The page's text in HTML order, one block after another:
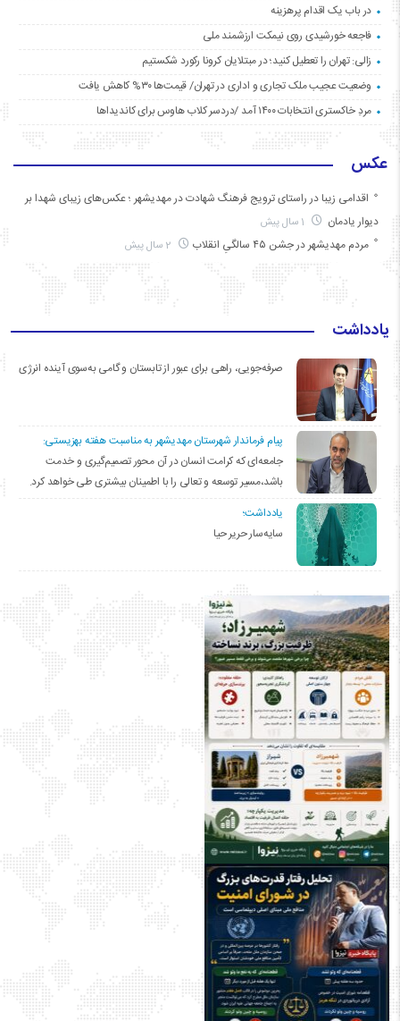
در باب یک اقدام پرهزینه
فاجعه خورشیدی روی نیمکت ارزشمند ملی
زالی: تهران را تعطیل کنید؛ در مبتلایان کرونا رکورد شکستیم
وضعیت عجیب ملک تجاری و اداری در تهران/ قیمت‌ها ۳۰% کاهش یافت
مردِ خاکستری انتخابات ۱۴۰۰ آمد /دردسر کلاب هاوس برای کاندیداها
عکس
اقدامی زیبا در راستای ترویج فرهنگ شهادت در مهدیشهر ؛ عکس‌های زیبای شهدا بر
دیوار یادمان
مردم مهدیشهر در جشن ۴۵ سالگیِ انقلاب
یادداشت
صرفه‌جویی، راهی برای عبور از تابستان و گامی به‌سوی آینده انرژی
پیام فرماندار شهرستان مهدیشهر به مناسبت هفته بهزیستی:
جامعه‌ای که کرامت انسان در آن محور تصمیم‌گیری و خدمت
باشد،مسیر توسعه و تعالی را با اطمینان بیشتری طی خواهد کرد.
یادداشت؛
سایه‌سار حریر حیا